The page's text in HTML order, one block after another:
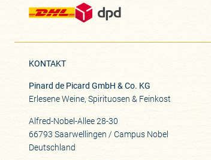
KONTAKT
Pinard de Picard GmbH & Co. KG
Erlesene Weine, Spirituosen & Feinkost
Alfred-Nobel-Allee 28-30
66793 Saarwellingen / Campus Nobel
Deutschland